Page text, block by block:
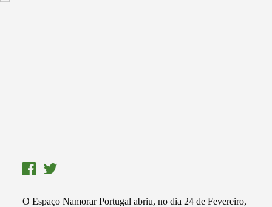
O Espaço Namorar Portugal abriu, no dia 24 de Fevereiro,